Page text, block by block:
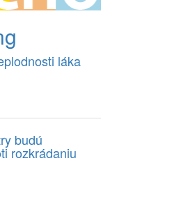
láka
budú
rozkrádaniu